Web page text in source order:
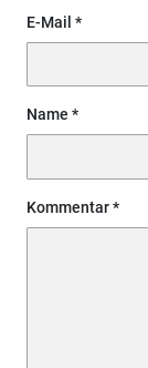
E-Mail
Name
Kommentar